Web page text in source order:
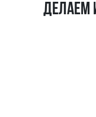
ДЕЛАЕМ